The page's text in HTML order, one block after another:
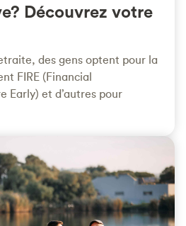
Découvrez votre
des gens optent pour la
FIRE (Financial
Early) et d’autres pour